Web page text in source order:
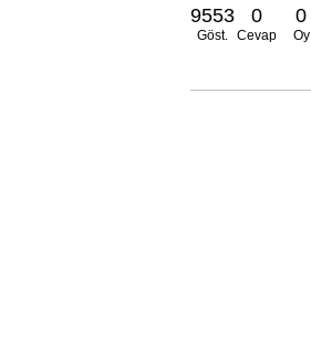
9553
Göst.
0
Cevap
0
Oy